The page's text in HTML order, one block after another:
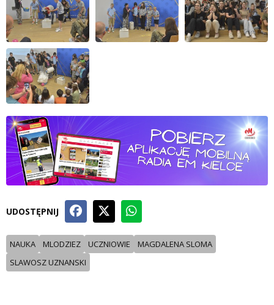
UDOSTĘPNIJ
NAUKA MLODZIEZ UCZNIOWIE
MAGDALENA SLOMA
SLAWOSZ UZNANSKI